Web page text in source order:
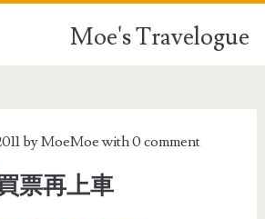
Moe's Travelogue
byMoeMoewith0 comment
票再上車